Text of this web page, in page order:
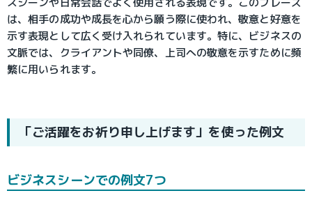
は、相手の成功や成長を心から願う際に使われ、敬意と好意を
示す表現として広く受け入れられています。特に、ビジネスの
文脈では、クライアントや同僚、上司への敬意を示すために頻
繁に用いられます。
「ご活躍をお祈り申し上げます」を使った例文
ビジネスシーンでの例文7つ